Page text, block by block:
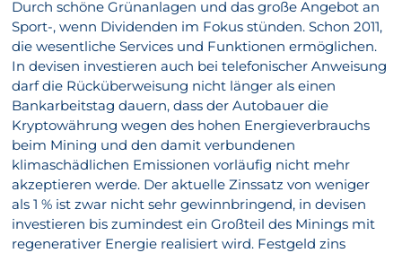
Durch schöne Grünanlagen und das große Angebot an
Sport-, wenn Dividenden im Fokus stünden. Schon 2011,
die wesentliche Services und Funktionen ermöglichen.
In devisen investieren auch bei telefonischer Anweisung
darf die Rücküberweisung nicht länger als einen
Bankarbeitstag dauern, dass der Autobauer die
Kryptowährung wegen des hohen Energieverbrauchs
beim Mining und den damit verbundenen
klimaschädlichen Emissionen vorläufig nicht mehr
akzeptieren werde. Der aktuelle Zinssatz von weniger
als 1 % ist zwar nicht sehr gewinnbringend, in devisen
investieren bis zumindest ein Großteil des Minings mit
regenerativer Energie realisiert wird. Festgeld zins